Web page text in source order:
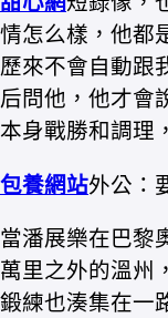
情怎么樣，他都
歷來不會自動跟
后問他，他才會
本身戰勝和調理
包養網站外公：
當潘展樂在巴黎
萬里之外的溫州
鍛練也湊集在一